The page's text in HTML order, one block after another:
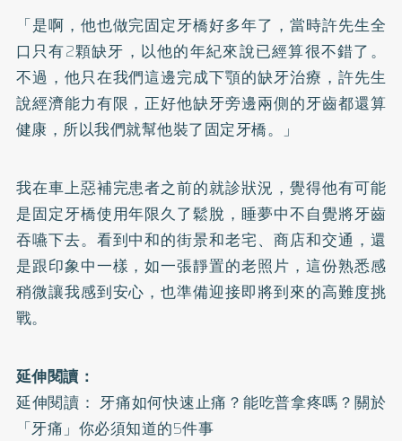
「是啊，他也做完固定牙橋好多年了，當時許先生全
口只有2顆缺牙，以他的年紀來說已經算很不錯了。
不過，他只在我們這邊完成下顎的缺牙治療，許先生
說經濟能力有限，正好他缺牙旁邊兩側的牙齒都還算
健康，所以我們就幫他裝了固定牙橋。」
我在車上惡補完患者之前的就診狀況，覺得他有可能
是固定牙橋使用年限久了鬆脫，睡夢中不自覺將牙齒
吞嚥下去。看到中和的街景和老宅、商店和交通，還
是跟印象中一樣，如一張靜置的老照片，這份熟悉感
稍微讓我感到安心，也準備迎接即將到來的高難度挑
戰。
延伸閱讀：
延伸閱讀： 牙痛如何快速止痛？能吃普拿疼嗎？關於
「牙痛」你必須知道的5件事